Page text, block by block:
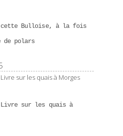
cette Bulloise, à la fois
polars
Livre sur les quais à